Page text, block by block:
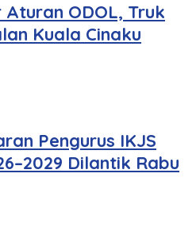
ODOL, Truk
Kuala Cinaku
Pengurus IKJS
Dilantik Rabu